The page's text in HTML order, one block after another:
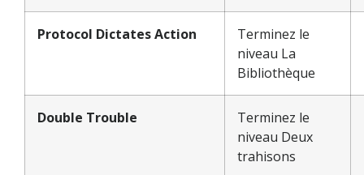
Protocol Dictates Action
Terminez le
niveau La
Bibliothèque
Double Trouble
Terminez le
niveau Deux
trahisons